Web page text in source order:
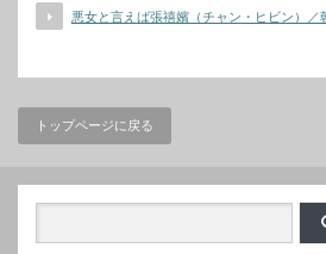
悪女と言えば張禧嬪（チャン・ヒビン）／
トップページに戻る